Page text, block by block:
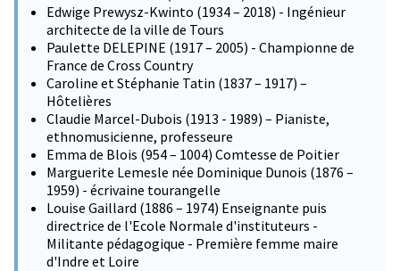
Edwige Prewysz-Kwinto (1934 – 2018) - Ingénieur
architecte de la ville de Tours
Paulette DELEPINE (1917 – 2005) - Championne de
France de Cross Country
Caroline et Stéphanie Tatin (1837 – 1917) –
Hôtelières
Claudie Marcel-Dubois (1913 - 1989) – Pianiste,
ethnomusicienne, professeure
Emma de Blois (954 – 1004) Comtesse de Poitier
Marguerite Lemesle née Dominique Dunois (1876 –
1959) - écrivaine tourangelle
Louise Gaillard (1886 – 1974) Enseignante puis
directrice de l'Ecole Normale d'instituteurs -
Militante pédagogique - Première femme maire
d'Indre et Loire